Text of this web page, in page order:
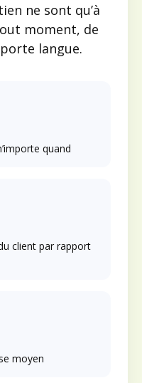
ne sont qu’à
moment, de
langue.
quand
client par rapport
moyen